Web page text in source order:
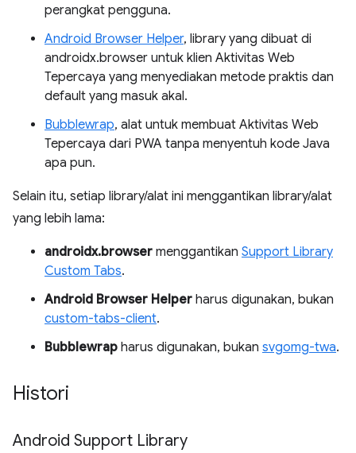
perangkat pengguna.
Android Browser Helper, library yang dibuat di
androidx.browser untuk klien Aktivitas Web
Tepercaya yang menyediakan metode praktis dan
default yang masuk akal.
Bubblewrap, alat untuk membuat Aktivitas Web
Tepercaya dari PWA tanpa menyentuh kode Java
apa pun.
Selain itu, setiap library/alat ini menggantikan library/alat
yang lebih lama:
androidx.browser menggantikan Support Library
Custom Tabs.
Android Browser Helper harus digunakan, bukan
custom-tabs-client.
Bubblewrap harus digunakan, bukan svgomg-twa.
Histori
Android Support Library